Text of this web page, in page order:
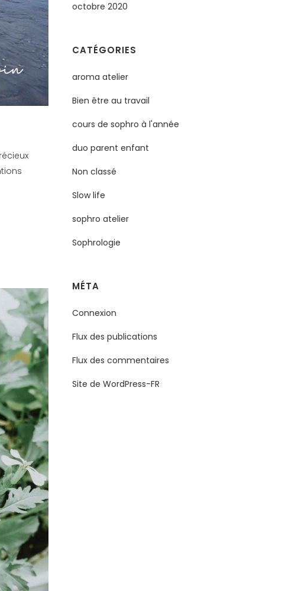
octobre 2020
CATÉGORIES
aroma atelier
Bien être au travail
cours de sophro à l'année
duo parent enfant
Non classé
Slow life
sophro atelier
Sophrologie
MÉTA
Connexion
Flux des publications
Flux des commentaires
Site de WordPress-FR